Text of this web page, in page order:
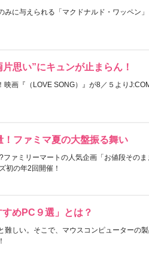
みに与えられる「マクドナルド・ワッペン
思い”にキュンが止まらん！
映画『（LOVE SONG）』が8／５より
ファミマ夏の大盤振る舞い
ァミリーマートの人気企画「お値段そのま
初の年2回開催！
めPC９選」とは？
難しい。そこで、マウスコンピューターの